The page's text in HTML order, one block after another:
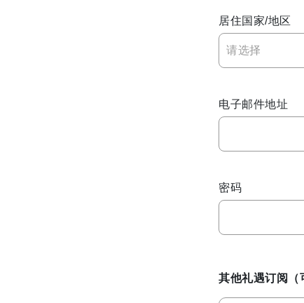
居住国家/地区
请选择
电子邮件地址
密码
其他礼遇订阅（